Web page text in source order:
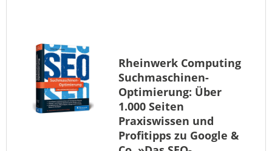
Rheinwerk Computing
Suchmaschinen-
Optimierung: Über
1.000 Seiten
Praxiswissen und
Profitipps zu Google &